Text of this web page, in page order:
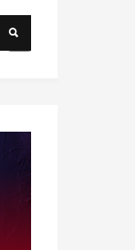
de sugestão